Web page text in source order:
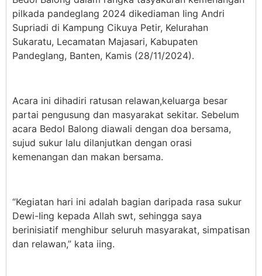
pilkada pandeglang 2024 dikediaman Iing Andri
Supriadi di Kampung Cikuya Petir, Kelurahan
Sukaratu, Lecamatan Majasari, Kabupaten
Pandeglang, Banten, Kamis (28/11/2024).
Acara ini dihadiri ratusan relawan,keluarga besar
partai pengusung dan masyarakat sekitar. Sebelum
acara Bedol Balong diawali dengan doa bersama,
sujud sukur lalu dilanjutkan dengan orasi
kemenangan dan makan bersama.
“Kegiatan hari ini adalah bagian daripada rasa sukur
Dewi-Iing kepada Allah swt, sehingga saya
berinisiatif menghibur seluruh masyarakat, simpatisan
dan relawan,” kata iing.